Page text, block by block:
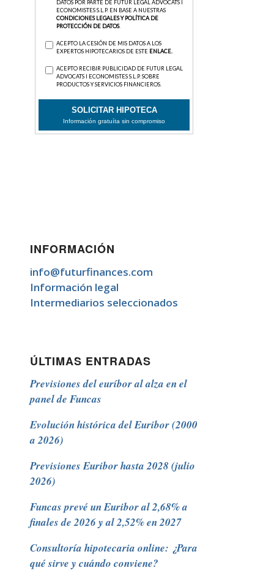
INFORMACIÓN
info@futurfinances.com
Información legal
Intermediarios seleccionados
ÚLTIMAS ENTRADAS
Previsiones del euríbor al alza en el
panel de Funcas
Evolución histórica del Euribor (2000
a 2026)
Previsiones Euribor hasta 2028 (julio
2026)
Funcas prevé un Euribor al 2,68% a
finales de 2026 y al 2,52% en 2027
Consultoría hipotecaria online: ¿Para
qué sirve y cuándo conviene?